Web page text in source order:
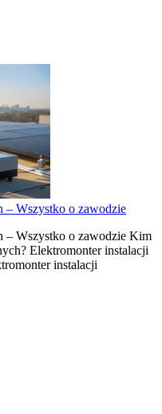
– Wszystko o zawodzie
– Wszystko o zawodzie Kim
Elektromonter instalacji
instalacji